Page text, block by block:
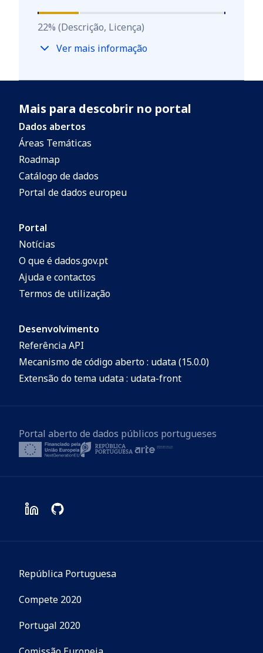
22%
22% (Descrição, Licença)
Ver mais informação
Mais para descobrir no portal
Dados abertos
Áreas Temáticas
Roadmap
Catálogo de dados
Portal de dados europeu
Portal
Notícias
O que é dados.gov.pt
Ajuda e contactos
Termos de utilização
Desenvolvimento
Referência API
Mecanismo de código aberto : udata (15.0.0)
Extensão do tema udata : udata-front
Portal aberto de dados públicos portugueses
República Portuguesa
Compete 2020
Portugal 2020